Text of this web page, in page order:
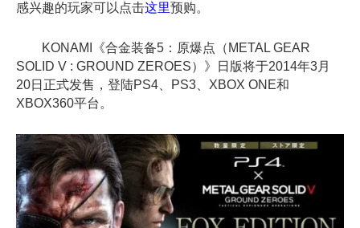
感兴趣的玩家可以点击这里预购。
KONAMI《合金装备5：原爆点（METAL GEAR
SOLID V : GROUND ZEROES）》日版将于2014年3月
20日正式发售，登陆PS4、PS3、XBOX ONE和
XBOX360平台。